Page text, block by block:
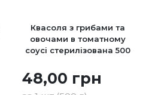
Квасоля з грибами та
овочами в томатному
соусі стерилізована 500
48,00 грн